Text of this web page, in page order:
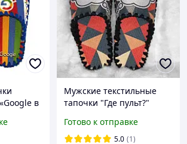
в
Мужские текстильные
тапочки "Где пульт?"
40-47, по стельке 26-32
см, демисезонные
Готово к отправке
5.0 (1)